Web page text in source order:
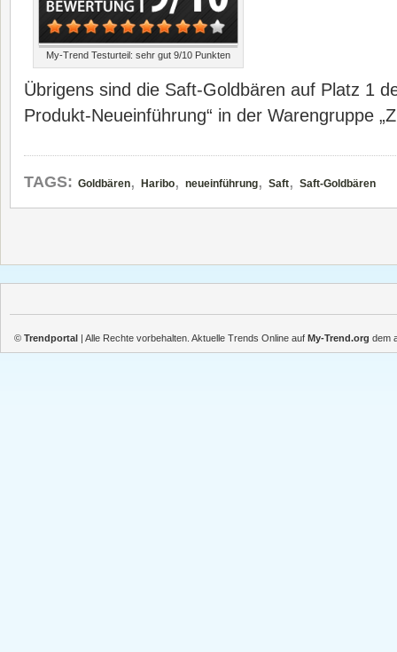
My-Trend Testurteil: sehr gut 9/10 Punkten
Übrigens sind die Saft-Goldbären auf Platz 1
Produkt-Neueinführung“ in der Warengruppe
TAGS: Goldbären, Haribo, neueinführung, Saft, Saft-Goldbären
© Trendportal | Alle Rechte vorbehalten. Aktuelle Trends Online auf My-Trend.org dem